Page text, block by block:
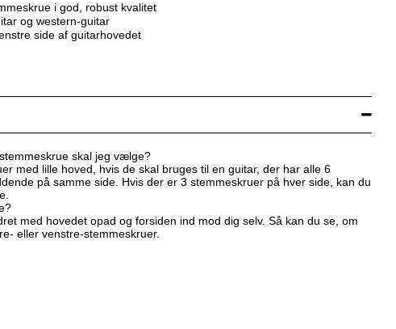
i god, robust kvalitet
og western-guitar
side af guitarhovedet
skal jeg vælge?
med lille hoved, hvis de skal bruges til en guitar, der har alle 6
på samme side. Hvis der er 3 stemmeskruer på hver side, kan du
med hovedet opad og forsiden ind mod dig selv. Så kan du se, om
eller venstre-stemmeskruer.